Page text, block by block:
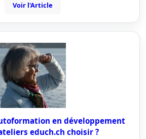
Voir l'Article
en développement
educh.ch choisir ?